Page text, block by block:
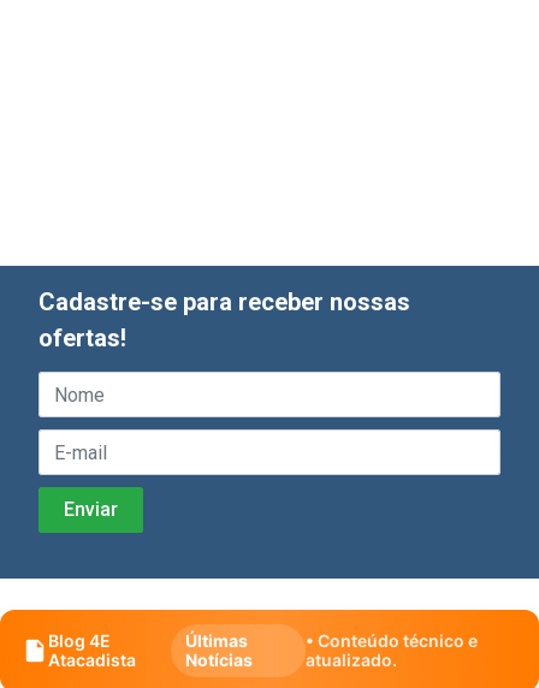
Cadastre-se para receber nossas
ofertas!
Blog 4E
Atacadista
Últimas
Notícias
• Conteúdo técnico e
atualizado.